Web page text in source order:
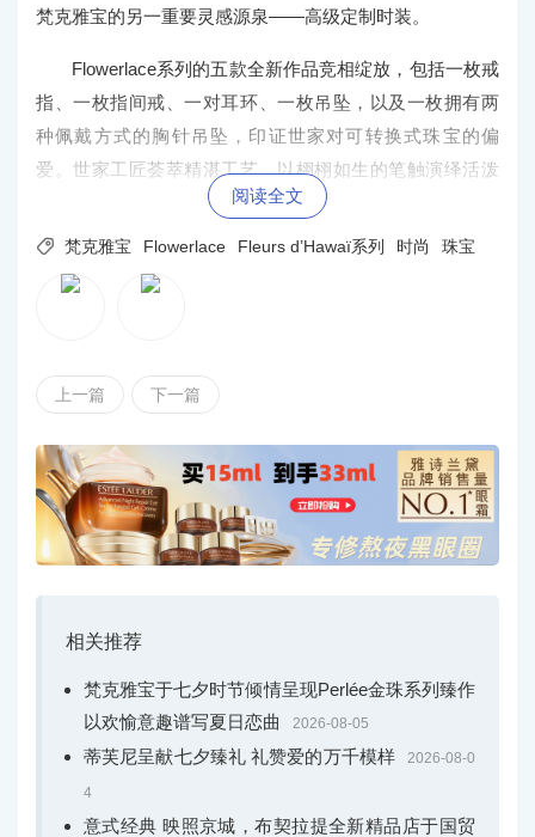
梵克雅宝的另一重要灵感源泉——高级定制时装。
Flowerlace系列的五款全新作品竞相绽放，包括一枚戒
指、一枚指间戒、一对耳环、一枚吊坠，以及一枚拥有两
种佩戴方式的胸针吊坠，印证世家对可转换式珠宝的偏
爱。世家工匠荟萃精湛工艺，以栩栩如生的笔触演绎活泼
可人的设计。花卉图案首先制成蜡雕模型，利用古老的“脱
蜡铸造”工艺在铸造过程中浇灌金属溶液，填补模具烧制时
蜜蜡溶解遗留的空间，冷却后即形成金质花卉图案，再由
右：Flowerlace Between the Finger指间戒，小号款式
则饰以大小不一的美钻与金珠，营造微妙的不对称美感，
阅读全文
 梵克雅宝 Flowerlace Fleurs d’Hawaï系列 时尚 珠宝
上一篇 下一篇
相关推荐
梵克雅宝于七夕时节倾情呈现Perlée金珠系列臻作
以欢愉意趣谱写夏日恋曲
2026-08-05
蒂芙尼呈献七夕臻礼 礼赞爱的万千模样 2026-08-0
4
意式经典 映照京城，布契拉提全新精品店于国贸